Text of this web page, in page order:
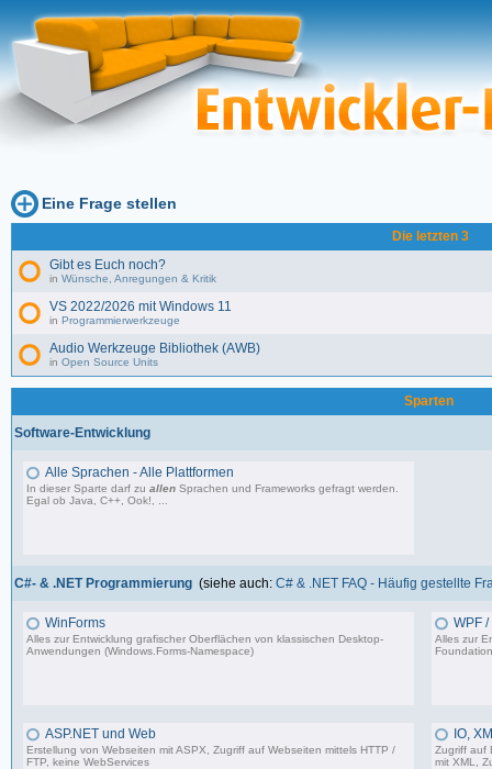
Eine Frage stellen
Die letzten 3
Gibt es Euch noch?
in Wünsche, Anregungen & Kritik
VS 2022/2026 mit Windows 11
in Programmierwerkzeuge
Audio Werkzeuge Bibliothek (AWB)
in Open Source Units
Sparten
Software-Entwicklung
Alle Sprachen - Alle Plattformen
In dieser Sparte darf zuallen Sprachen und Frameworks gefragt werden.
Egal ob Java, C++, Ook!, ...
C#- & .NET Programmierung (siehe auch: C# & .NET FAQ - Häufig gestellte
WinForms
Alles zur Entwicklung grafischer Oberflächen von klassischen Desktop-
Anwendungen (Windows.Forms-Namespace)
WPF
Alles zur
ASP.NET und Web
Erstellung von Webseiten mit ASPX, Zugriff auf Webseiten mittels HTTP /
FTP, keine WebServices
IO,
Zugriff auf
mit XML,